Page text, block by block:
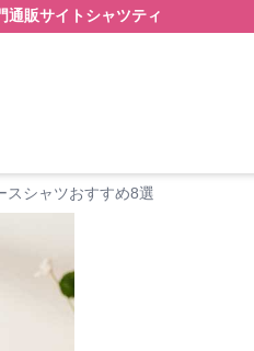
通販サイト シャツティ
スシャツおすすめ8選